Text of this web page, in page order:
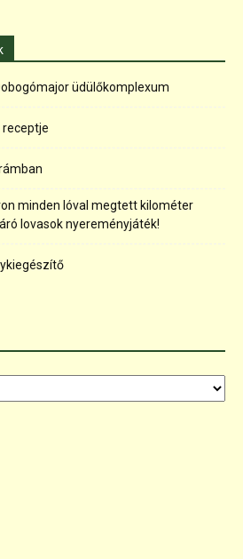
üdülőkomplexum
minden lóval megtett kilométer
lovasok nyereményjáték!